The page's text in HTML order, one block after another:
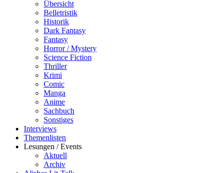
Übersicht
Belletristik
Historik
Dark Fantasy
Fantasy
Horror / Mystery
Science Fiction
Thriller
Krimi
Comic
Manga
Anime
Sachbuch
Sonstiges
Interviews
Themenlisten
Lesungen / Events
Aktuell
Archiv